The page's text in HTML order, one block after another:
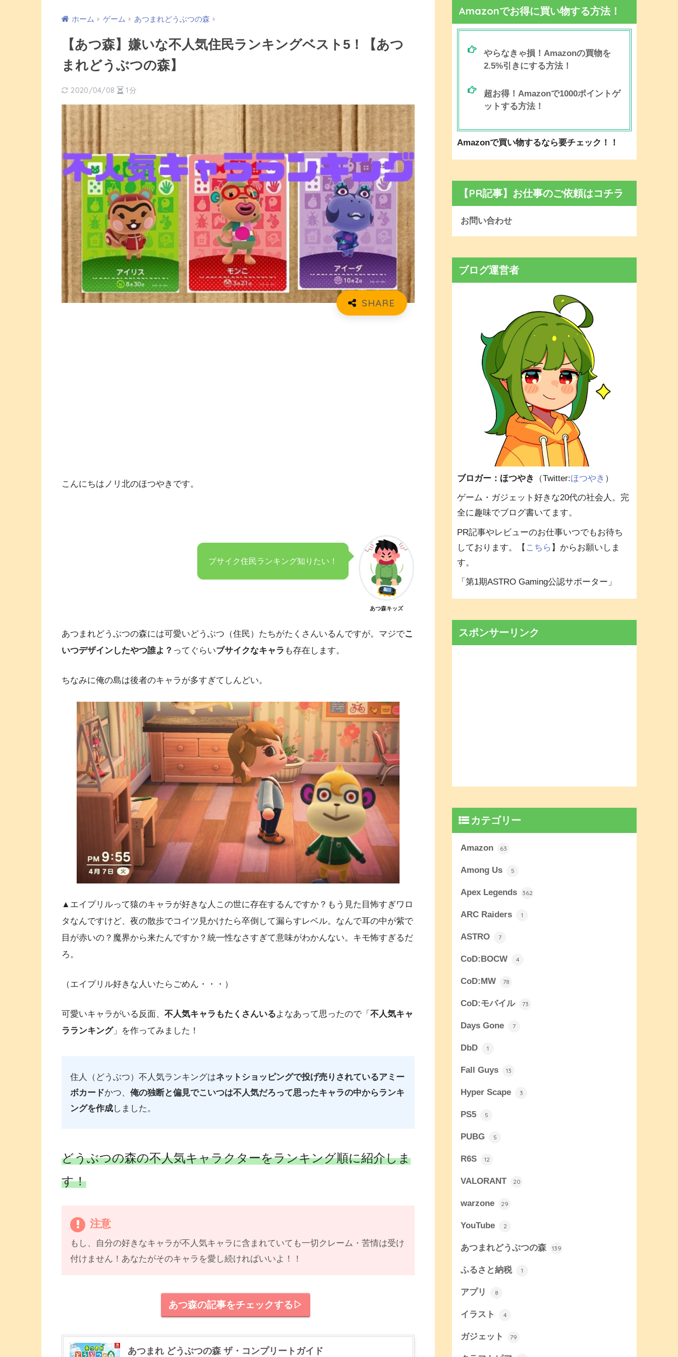
ホーム ゲーム あつまれどうぶつの森
【あつ森】嫌いな不人気住民ランキングベスト5！【あつ
まれどうぶつの森】
2020/04/08 1分
こんにちはノリ北のほつやきです。
ブサイク住民ランキング知りたい！
あつ森キッズ
あつまれどうぶつの森には可愛いどうぶつ（住民）たちがたくさんいるんですが。マジでこ
いつデザインしたやつ誰よ？ ってぐらいブサイクなキャラ も存在します。
ちなみに俺の島は後者のキャラが多すぎてしんどい。
▲エイプリルって猿のキャラが好きな人この世に存在するんですか？もう見た目怖すぎワロ
タなんですけど、夜の散歩でコイツ見かけたら卒倒して漏らすレベル。なんで耳の中が紫で
目が赤いの？魔界から来たんですか？統一性なさすぎて意味がわかんない。キモ怖すぎるだ
ろ。
（エイプリル好きな人いたらごめん・・・）
可愛いキャラがいる反面、 不人気キャラもたくさんいるよなあって思ったので「 不人気キャ
ラランキング」を作ってみました！
住人（どうぶつ）不人気ランキングはネットショッピングで投げ売りされているアミー
ボカードかつ、俺の独断と偏見でこいつは不人気だろって思ったキャラの中からランキ
ングを作成しました。
どうぶつの森の不人気キャラクターをランキング順に紹介しま
す！
注意
もし、自分の好きなキャラが不人気キャラに含まれていても一切クレーム・苦情は受け
付けません！あなたがそのキャラを愛し続ければいいよ！！
あつ森の記事をチェックする▷
あつまれ どうぶつの森 ザ・コンプリートガイド
Amazonでお得に買い物する方法！
やらなきゃ損！Amazonの買物を
2.5%引きにする方法！
超お得！Amazonで1000ポイントゲ
ットする方法！
Amazonで買い物するなら要チェック！！
【PR記事】お仕事のご依頼はコチラ
お問い合わせ
ブログ運営者
ブロガー：ほつやき （Twitter:ほつやき ）
ゲーム・ガジェット好きな20代の社会人。完
全に趣味でブログ書いてます。
PR記事やレビューのお仕事いつでもお待ち
しております。【 こちら 】からお願いしま
す。
「第1期ASTRO Gaming公認サポーター」
スポンサーリンク
カテゴリー
Amazon 63
Among Us 5
Apex Legends 362
ARC Raiders 1
ASTRO 7
CoD:BOCW 4
CoD:MW 78
CoD:モバイル 73
Days Gone 7
DbD 1
Fall Guys 13
Hyper Scape 3
PS5 5
PUBG 5
R6S 12
VALORANT 20
warzone 29
YouTube 2
あつまれどうぶつの森 139
ふるさと納税 1
アプリ 8
イラスト 4
ガジェット 79